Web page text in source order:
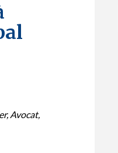
Avocat,